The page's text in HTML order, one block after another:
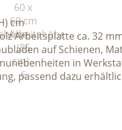
cm
Arbeitsplatte ca. 32
auf Schienen,
in
passend dazu